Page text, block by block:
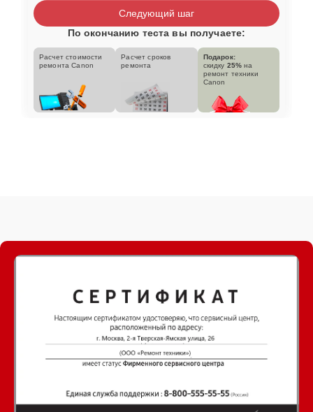
Следующий шаг
По окончанию теста вы получаете:
Расчет стоимости
ремонта Canon
Расчет сроков
ремонта
Подарок:
скидку 25% на
ремонт техники
Canon